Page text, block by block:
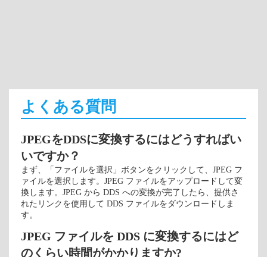
よくある質問
JPEGをDDSに変換するにはどうすればい
いですか？
まず、「ファイルを選択」ボタンをクリックして、JPEG フ
ァイルを選択します。JPEG ファイルをアップロードして変
換します。JPEG から DDS への変換が完了したら、提供さ
れたリンクを使用して DDS ファイルをダウンロードしま
す。
JPEG ファイルを DDS に変換するにはど
のくらい時間がかかりますか?